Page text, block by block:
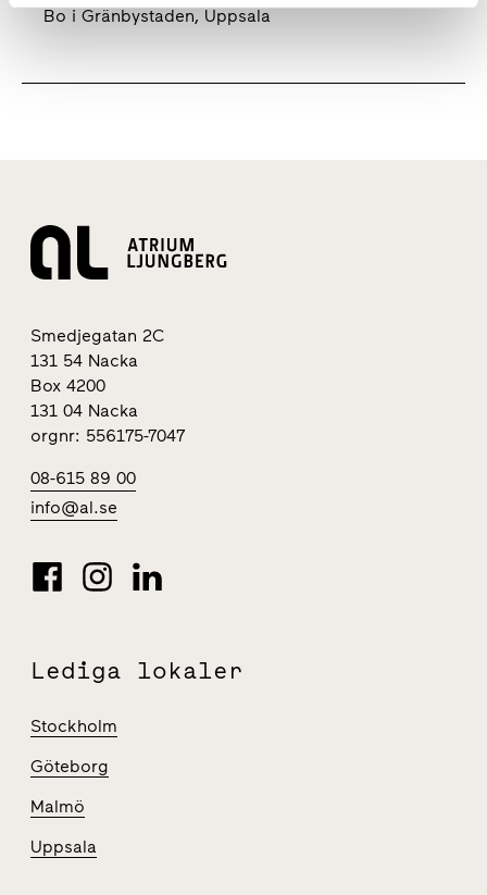
Bo i Gränbystaden, Uppsala
Smedjegatan 2C
131 54 Nacka
Box 4200
131 04 Nacka
orgnr: 556175-7047
08-615 89 00
info@al.se
Lediga lokaler
Stockholm
Göteborg
Malmö
Uppsala